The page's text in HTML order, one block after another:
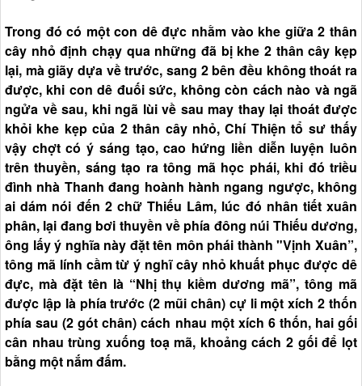
Trong đó có một con dê đực nhằm vào khe giữa 2 thân
cây nhỏ định chạy qua những đã bị khe 2 thân cây kẹp
lại, mà giãy dựa về trước, sang 2 bên đều không thoát ra
được, khi con dê đuối sức, không còn cách nào và ngã
ngửa về sau, khi ngã lùi về sau may thay lại thoát được
khỏi khe kẹp của 2 thân cây nhỏ, Chí Thiện tổ sư thấy
vậy chợt có ý sáng tạo, cao hứng liền diễn luyện luôn
trên thuyền, sáng tạo ra tông mã học phái, khi đó triều
đình nhà Thanh đang hoành hành ngang ngược, không
ai dám nói đến 2 chữ Thiếu Lâm, lúc đó nhân tiết xuân
phân, lại đang bơi thuyền về phía đông núi Thiếu dương,
ông lấy ý nghĩa này đặt tên môn phái thành "Vịnh Xuân”,
tông mã lính cầm từ ý nghĩ cây nhỏ khuất phục được dê
đực, mà đặt tên là “Nhị thụ kiềm dương mã”, tông mã
được lập là phía trước (2 mũi chân) cự li một xích 2 thốn
phía sau (2 gót chân) cách nhau một xích 6 thốn, hai gối
cân nhau trùng xuống toạ mã, khoảng cách 2 gối để lọt
bằng một nắm đấm.